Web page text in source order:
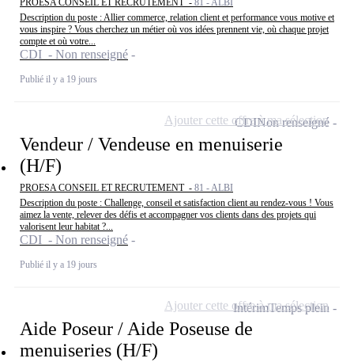
Description du poste : Allier commerce, relation client et performance vous motive et
vous inspire ? Vous cherchez un métier où vos idées prennent vie, où chaque projet
compte et où votre...
CDI - Non renseigné
Publié il y a 19 jours
Vendeur / Vendeuse en menuiserie
(H/F)
PROESA CONSEIL ET RECRUTEMENT - 81 - ALBI
Description du poste : Challenge, conseil et satisfaction client au rendez-vous ! Vous
aimez la vente, relever des défis et accompagner vos clients dans des projets qui
valorisent leur habitat ?...
CDI - Non renseigné
Publié il y a 19 jours
CDINon renseigné
Ajouter cette offre à ma sélection
Aide Poseur / Aide Poseuse de
menuiseries (H/F)
IntérimTemps plein
Ajouter cette offre à ma sélection